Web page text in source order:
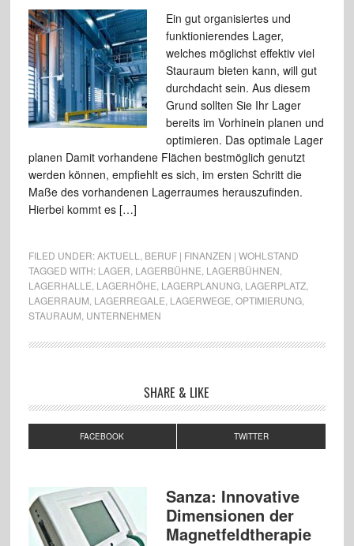
Ein gut organisiertes und
funktionierendes Lager,
welches möglichst effektiv viel
Stauraum bieten kann, will gut
durchdacht sein. Aus diesem
Grund sollten Sie Ihr Lager
bereits im Vorhinein planen und
optimieren. Das optimale Lager
planen Damit vorhandene Flächen bestmöglich genutzt
werden können, empfiehlt es sich, im ersten Schritt die
Maße des vorhandenen Lagerraumes herauszufinden.
Hierbei kommt es […]
FILED UNDER:AKTUELL
BERUF | FINANZEN | WOHLSTAND
TAGGED WITH: LAGER LAGERBÜHNE LAGERBÜHNEN
LAGERHALLE LAGERHÖHE LAGERPLANUNG, LAGERPLATZ,
LAGERRAUM LAGERREGALE LAGERWEGE OPTIMIERUNG,
STAURAUM UNTERNEHMEN
SHARE & LIKE
FACEBOOK TWITTER
Sanza: Innovative
Dimensionen der
Magnetfeldtherapie